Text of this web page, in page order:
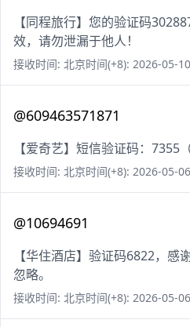
【同程旅行】您的验证码
效，请勿泄漏于他人！
接收时间: 北京时间(+8): 2026-05-
@609463571871
【爱奇艺】短信验证码：7355
接收时间: 北京时间(+8): 2026-05-
@10694691
【华住酒店】验证码6822，感
忽略。
接收时间: 北京时间(+8): 2026-05-